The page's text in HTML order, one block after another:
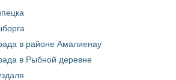
в районе Амалиенау
в Рыбной деревне